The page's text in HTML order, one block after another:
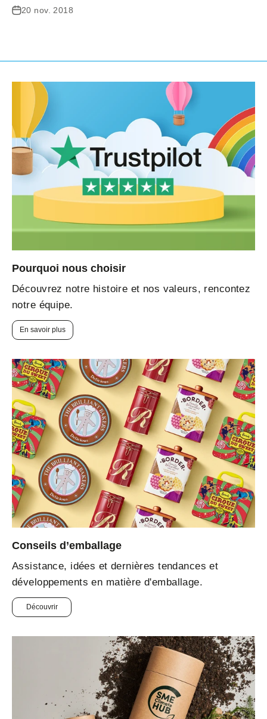
20 nov. 2018
Pourquoi nous choisir
Découvrez notre histoire et nos valeurs, rencontez
notre équipe.
En savoir plus
Conseils d’emballage
Assistance, idées et dernières tendances et
développements en matière d'emballage.
Découvrir